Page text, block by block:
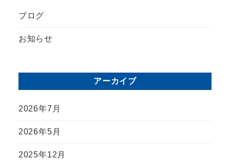
ブログ
お知らせ
アーカイブ
2026年7月
2026年5月
2025年12月